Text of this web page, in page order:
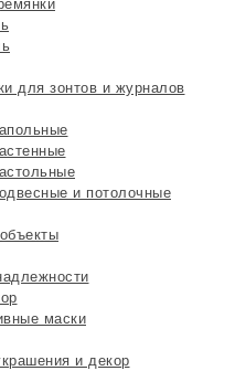
для зонтов и журналов
и потолочные
маски
и декор